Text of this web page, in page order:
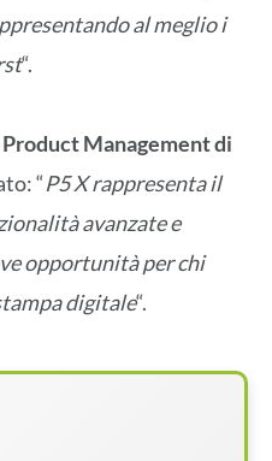
al meglio i
“.
Management di
“P5 X rappresenta il
avanzate e
opportunità per chi
digitale“.